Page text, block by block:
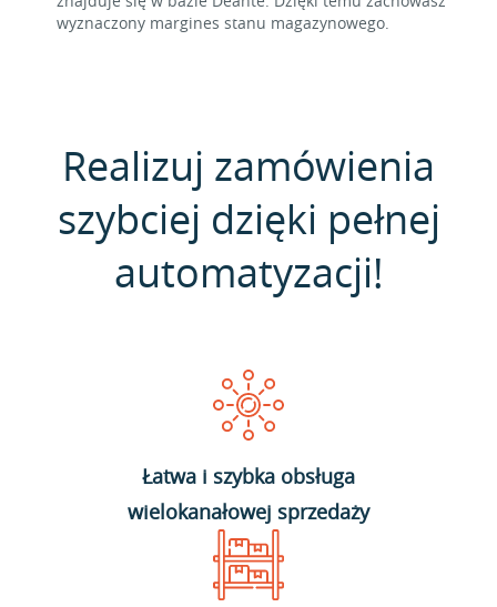
wyznaczony margines stanu magazynowego.
Realizuj zamówienia
szybciej dzięki pełnej
automatyzacji!
Łatwa i szybka obsługa
wielokanałowej sprzedaży